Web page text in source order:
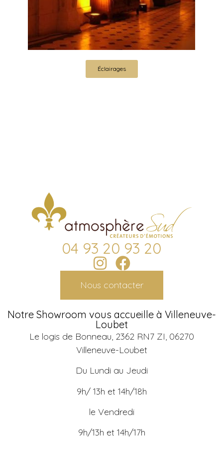
Éclairages
04 93 20 93 20
Nous contacter
Notre Showroom vous accueille à Villeneuve-
Loubet
Le logis de Bonneau, 2362 RN7 ZI, 06270
Villeneuve-Loubet
Du Lundi au Jeudi
9h/ 13h et 14h/18h
le Vendredi
9h/13h et 14h/17h